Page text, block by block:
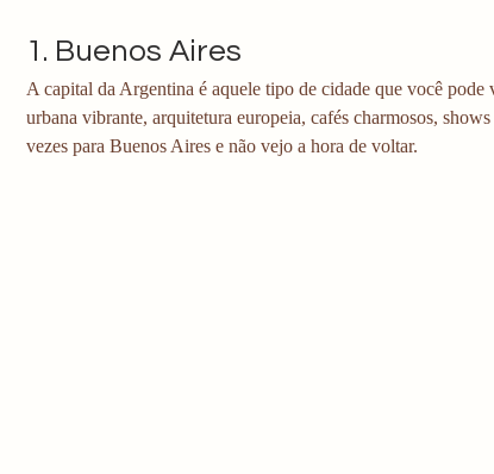
1. Buenos Aires
A capital da Argentina é aquele tipo de cidade que você
urbana vibrante, arquitetura europeia, cafés charmosos,
vezes para Buenos Aires e não vejo a hora de voltar.